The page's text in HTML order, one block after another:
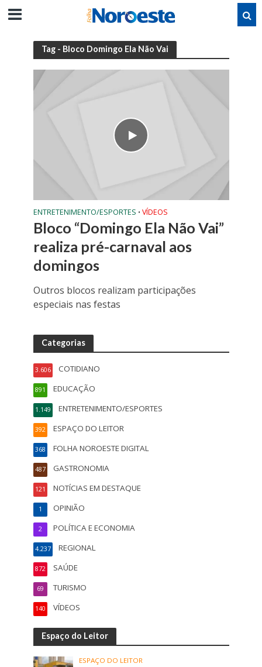
Tag - Bloco Domingo Ela Não Vai
ENTRETENIMENTO/ESPORTES • VÍDEOS
Bloco “Domingo Ela Não Vai”
realiza pré-carnaval aos
domingos
Outros blocos realizam participações
especiais nas festas
Categorias
COTIDIANO
3.606
EDUCAÇÃO
891
ENTRETENIMENTO/ESPORTES
1.149
ESPAÇO DO LEITOR
392
FOLHA NOROESTE DIGITAL
368
GASTRONOMIA
487
NOTÍCIAS EM DESTAQUE
121
OPINIÃO
1
POLÍTICA E ECONOMIA
2
REGIONAL
4.237
SAÚDE
872
TURISMO
69
VÍDEOS
140
Espaço do Leitor
ESPAÇO DO LEITOR